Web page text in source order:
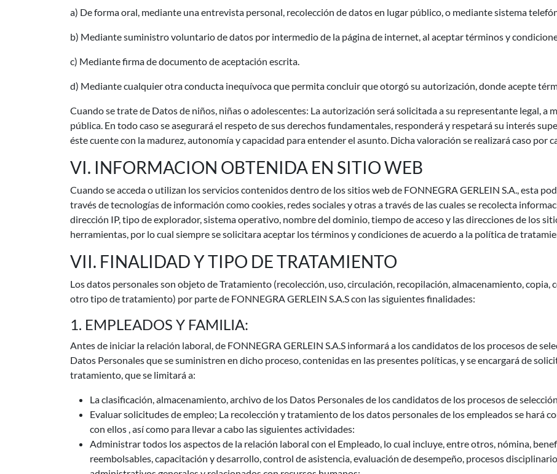
a) De forma oral, mediante una entrevista personal, recolección de datos en lugar público, o mediante sistema
b) Mediante suministro voluntario de datos por intermedio de la página de internet, al aceptar términos y
c) Mediante firma de documento de aceptación escrita.
d) Mediante cualquier otra conducta inequívoca que permita concluir que otorgó su autorización, donde acepte
Cuando se trate de Datos de niños, niñas o adolescentes: La autorización será solicitada a su representante legal, a
pública. En todo caso se asegurará el respeto de sus derechos fundamentales, responderá y respetará su interés
éste cuente con la madurez, autonomía y capacidad para entender el asunto. Dicha valoración se realizará caso por
VI. INFORMACION OBTENIDA EN SITIO WEB
Cuando se acceda o utilizan los servicios contenidos dentro de los sitios web de FONNEGRA GERLEIN S.A., esta
través de tecnologías de información como cookies, redes sociales y otras a través de las cuales se recolecta
dirección IP, tipo de explorador, sistema operativo, nombre del dominio, tiempo de acceso y las direcciones de los
herramientas, por lo cual siempre se solicitara aceptar los términos y condiciones de acuerdo a la política de
VII. FINALIDAD Y TIPO DE TRATAMIENTO
Los datos personales son objeto de Tratamiento (recolección, uso, circulación, recopilación, almacenamiento,
otro tipo de tratamiento) por parte de FONNEGRA GERLEIN S.A.S con las siguientes finalidades:
1. EMPLEADOS Y FAMILIA:
Antes de iniciar la relación laboral, de FONNEGRA GERLEIN S.A.S informará a los candidatos de los procesos de
Datos Personales que se suministren en dicho proceso, contenidas en las presentes políticas, y se encargará de
tratamiento, que se limitará a:
La clasificación, almacenamiento, archivo de los Datos Personales de los candidatos de los procesos de
Evaluar solicitudes de empleo; La recolección y tratamiento de los datos personales de los empleados se hará
con ellos , así como para llevar a cabo las siguientes actividades:
Administrar todos los aspectos de la relación laboral con el Empleado, lo cual incluye, entre otros, nómina,
reembolsables, capacitación y desarrollo, control de asistencia, evaluación de desempeño, procesos